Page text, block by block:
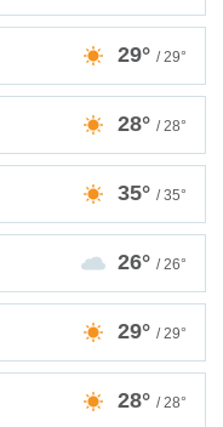
29° / 29°
28° / 28°
35° / 35°
26° / 26°
29° / 29°
28° / 28°